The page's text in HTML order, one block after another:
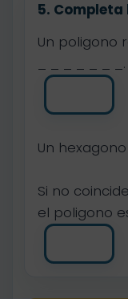
5.
Un poligono
_ _ _ _ _ _ _.
Un
Si no
el poligono